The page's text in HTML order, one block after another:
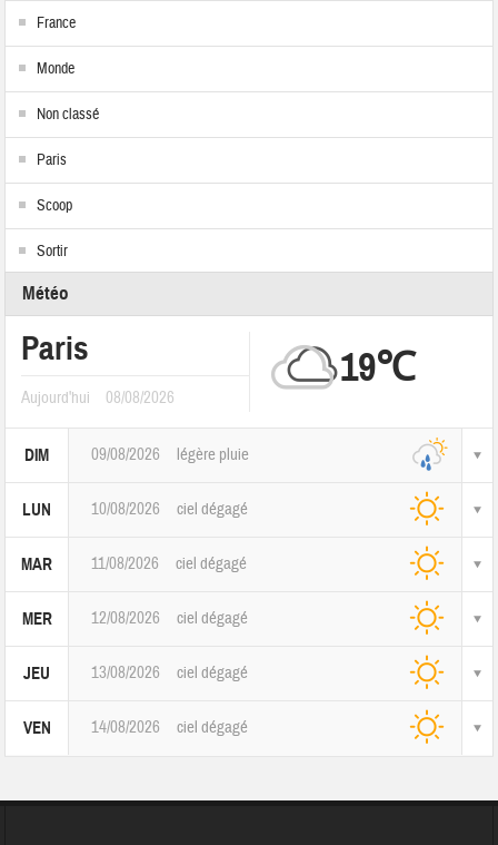
France
Monde
Non classé
Paris
Scoop
Sortir
Météo
Paris
Aujourd'hui 08/08/2026
19℃
DIM 09/08/2026 légère pluie
LUN 10/08/2026 ciel dégagé
MAR 11/08/2026 ciel dégagé
MER 12/08/2026 ciel dégagé
JEU 13/08/2026 ciel dégagé
VEN 14/08/2026 ciel dégagé